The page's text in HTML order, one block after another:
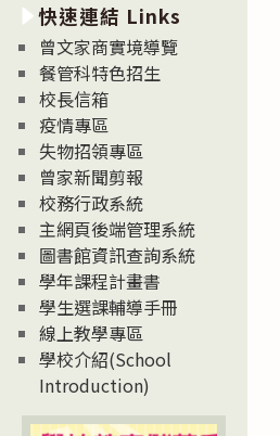
消
息
News
快速連結 Links
曾文家商實境導覽
餐管科特色招生
校長信箱
疫情專區
失物招領專區
曾家新聞剪報
校務行政系統
主網頁後端管理系統
圖書館資訊查詢系統
學年課程計畫書
學生選課輔導手冊
線上教學專區
學校介紹(School
Introduction)